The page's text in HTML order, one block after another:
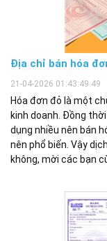
Địa chỉ bán hóa
21-04-2026 01:43:49 49
Hóa đơn đỏ là một
kinh doanh. Đồng
dụng nhiều nên bán
nên phổ biến. Vậy
không, mời các bạn